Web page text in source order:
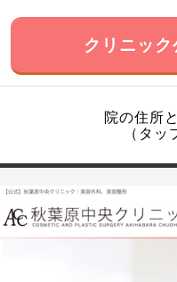
クリニッ
院の住所
（タッ